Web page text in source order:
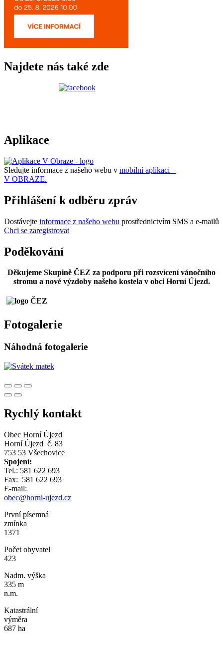
Najdete nás také zde
Aplikace
Sledujte informace z našeho webu v mobilní aplikaci –
V OBRAZE.
Přihlášení k odběru zpráv
Dostávejte informace z našeho webu prostřednictvím SMS a e-mailů
Chci se zaregistrovat
Poděkování
Děkujeme Skupině ČEZ za podporu při rozsvícení vánočního
stromu a nové výzdoby našeho kostela v obci Horní Újezd.
Fotogalerie
Náhodná fotogalerie
Rychlý kontakt
Obec Horní Újezd
Horní Újezd č. 83
753 53 Všechovice
Spojení:
Tel.: 581 622 693
Fax: 581 622 693
E-mail:
obec@horni-ujezd.cz
První písemná
zmínka
1371
Počet obyvatel
423
Nadm. výška
335 m
n.m.
Katastrální
výměra
687 ha